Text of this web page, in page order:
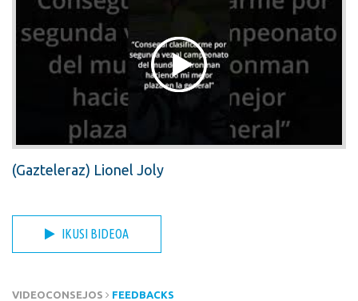
(Gazteleraz) Lionel Joly
IKUSI BIDEOA
VIDEOCONSEJOS FEEDBACKS